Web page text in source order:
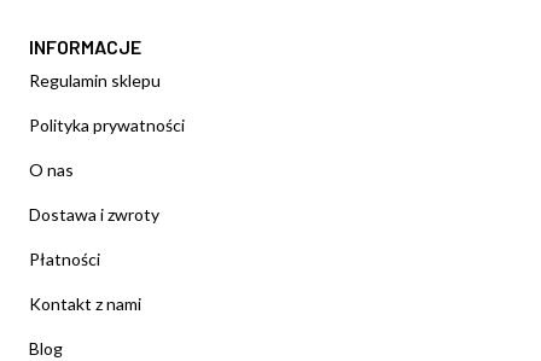
INFORMACJE
Regulamin sklepu
Polityka prywatności
O nas
Dostawa i zwroty
Płatności
Kontakt z nami
Blog